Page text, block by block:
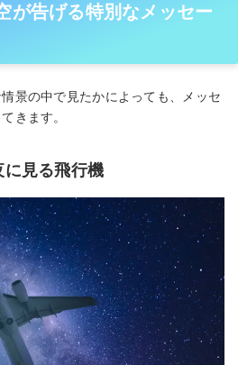
が告げる特別なメッセー
景の中で見たかによっても、メッセ
きます。
見る飛行機